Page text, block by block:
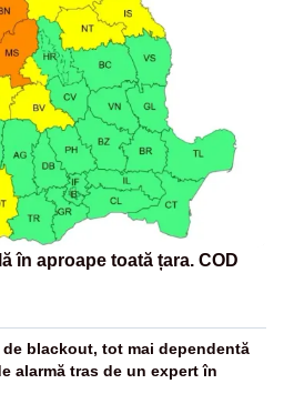
în aproape toată țara. COD
de blackout, tot mai dependentă
alarmă tras de un expert în